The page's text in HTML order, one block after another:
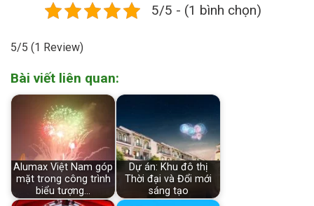
5/5 - (1 bình chọn)
5/5 (1 Review)
Bài viết liên quan:
Alumax Việt Nam góp
mặt trong công trình
biểu tượng…
Dự án: Khu đô thị
Thời đại và Đổi mới
sáng tạo